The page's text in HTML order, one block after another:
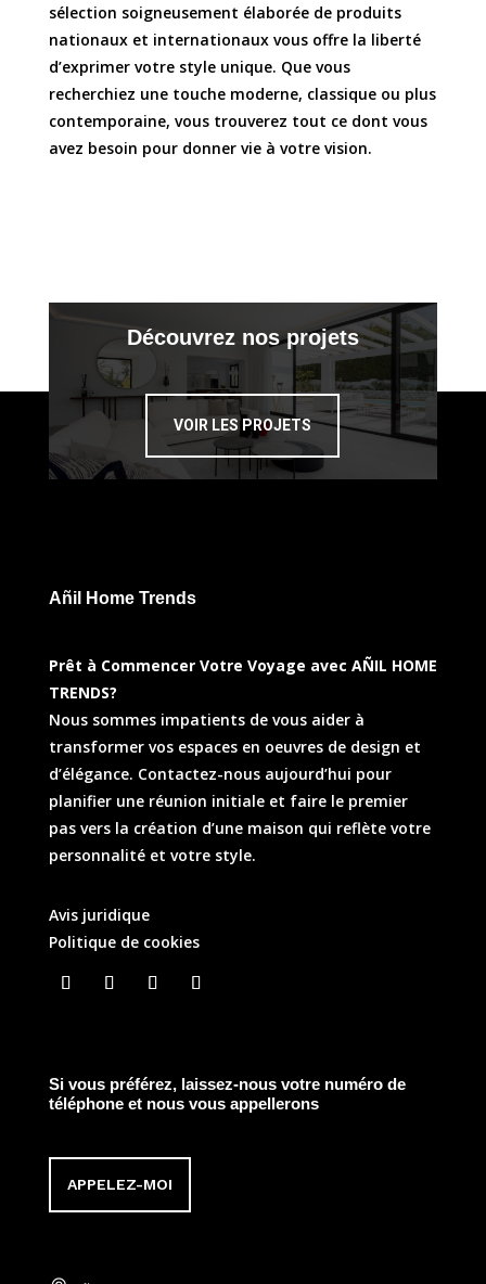
sélection soigneusement élaborée de produits
nationaux et internationaux vous offre la liberté
d’exprimer votre style unique. Que vous
recherchiez une touche moderne, classique ou plus
contemporaine, vous trouverez tout ce dont vous
avez besoin pour donner vie à votre vision.
Découvrez nos projets
VOIR LES PROJETS
Añil Home Trends
Prêt à Commencer Votre Voyage avec AÑIL HOME
TRENDS?
Nous sommes impatients de vous aider à
transformer vos espaces en oeuvres de design et
d’élégance. Contactez-nous aujourd’hui pour
planifier une réunion initiale et faire le premier
pas vers la création d’une maison qui reflète votre
personnalité et votre style.
Avis juridique
Politique de cookies
Si vous préférez, laissez-nous votre numéro de
téléphone et nous vous appellerons
APPELEZ-MOI